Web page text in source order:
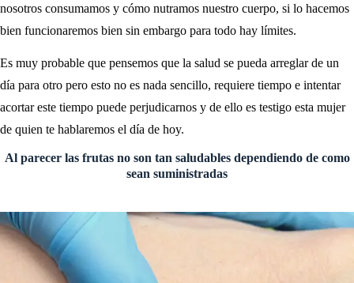
nosotros consumamos y cómo nutramos nuestro cuerpo, si lo hacemos
bien funcionaremos bien sin embargo para todo hay límites.
Es muy probable que pensemos que la salud se pueda arreglar de un
día para otro pero esto no es nada sencillo, requiere tiempo e intentar
acortar este tiempo puede perjudicarnos y de ello es testigo esta mujer
de quien te hablaremos el día de hoy.
Al parecer las frutas no son tan saludables dependiendo de como
sean suministradas